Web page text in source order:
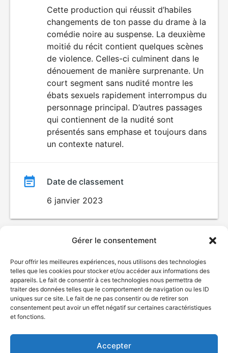
Gérer le consentement
Pour offrir les meilleures expériences, nous utilisons des technologies
telles que les cookies pour stocker et/ou accéder aux informations des
appareils. Le fait de consentir à ces technologies nous permettra de
traiter des données telles que le comportement de navigation ou les ID
uniques sur ce site. Le fait de ne pas consentir ou de retirer son
consentement peut avoir un effet négatif sur certaines caractéristiques
et fonctions.
Accepter
Cette production qui réussit d’habiles
changements de ton passe du drame à la
comédie noire au suspense. La deuxième
moitié du récit contient quelques scènes
de violence. Celles-ci culminent dans le
dénouement de manière surprenante. Un
court segment sans nudité montre les
ébats sexuels rapidement interrompus du
personnage principal. D’autres passages
qui contiennent de la nudité sont
présentés sans emphase et toujours dans
un contexte naturel.
Date de classement
6 janvier 2023
© Gouvernement du Québec, 2026
Plan du site
Accessibilité